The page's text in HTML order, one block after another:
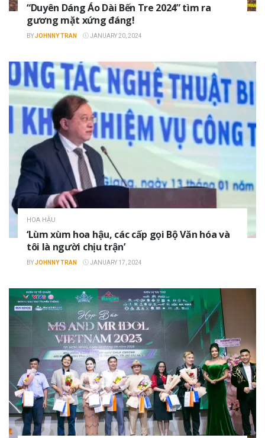
“Duyên Dáng Áo Dài Bến Tre 2024” tìm ra
gương mặt xứng đáng!
BYJOHNNY TRAN JANUARY 20, 2024
HOA HẬU
‘Lùm xùm hoa hậu, các cấp gọi Bộ Văn hóa và
tôi là người chịu trận’
BYJOHNNY TRAN JANUARY 17, 2024